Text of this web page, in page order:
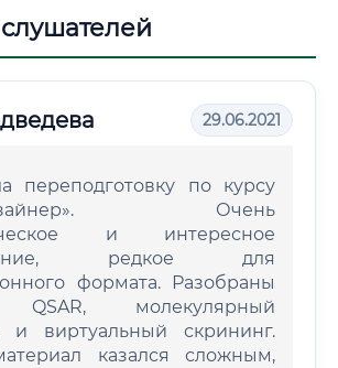
29.06.2021
переподготовку по курсу
дизайнер». Очень
и интересное
редкое для
формата. Разобраны
QSAR, молекулярный
и виртуальный скрининг.
казался сложным,